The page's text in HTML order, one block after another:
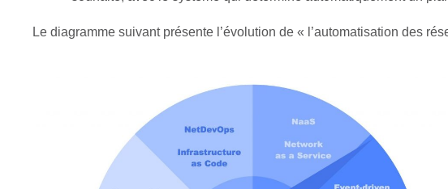
Le diagramme suivant présente l’évolution de « l’automatisation des